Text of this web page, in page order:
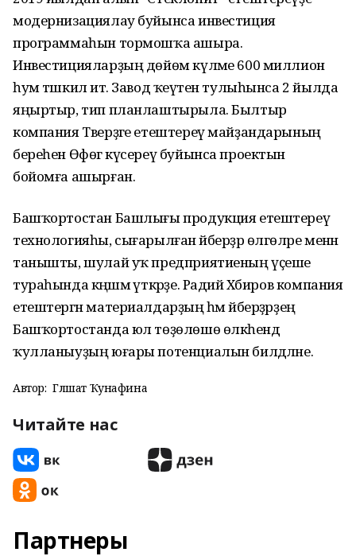
модернизациялау буйынса инвестиция
программаһын тормошҡа ашыра.
Инвестицияларҙың дөйөм күләме 600 миллион
һум тәшкил итә. Завод ҡеүәтен тулыһынса 2 йылда
яңыртыр, тип планлаштырыла. Былтыр
компания Тверҙәге етештереү майҙандарының
береһен Өфөгә күсереү буйынса проектын
бойомға ашырған.
Башҡортостан Башлығы продукция етештереү
технологияһы, сығарылған әйберҙәр өлгөләре менән
танышты, шулай уҡ предприятиеның үҫеше
тураһында кәңәшмә үткәрҙе. Радий Хәбиров компания
етештергән материалдарҙың һәм әйберҙәрҙең
Башҡортостанда юл төҙөлөшө өлкәһендә
ҡулланыуҙың юғары потенциалын билдәләне.
Автор: Гөлшат Ҡунафина
Читайте нас
Партнеры